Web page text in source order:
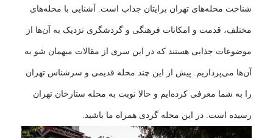
شناخت محله‌های تهران برایتان جذاب است. آشنایی با محله‌های
مختلف، قدمت و امکانات فرهنگی و گردشگری نزدیک به آن‌ها از
موضوعات جذابی هستند که در این سری از مقالات میهمان شو به
آن‌ها می‌پردازیم. پیش از این چند محله قدیمی و سرشناس تهران
را به شما معرفی کرده‌ایم و حالا نوبت به محله ستارخان تهران
رسیده است. در این محله گردی همراه ما باشید.